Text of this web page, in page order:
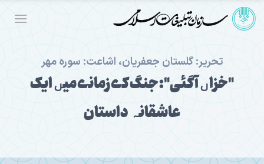
تحریر: گلستان جعفریان، اشاعت: سوره مهر
"خزاں آ گئی": جنگ کے زمانے میں ایک
عاشقانہ داستان